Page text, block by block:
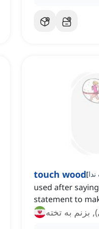
touch wood[
used after
statement to
بزنم به تخته